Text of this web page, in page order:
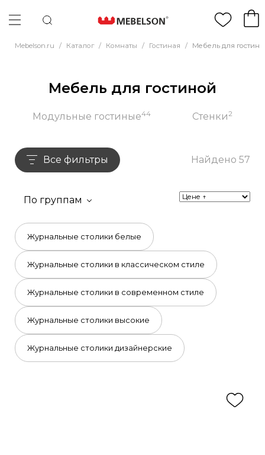
Mebelson.ru / Каталог / Комнаты / Гостиная / Мебель для
Мебель для гостиной
Модульные гостиные44 Стенки2
Все фильтры Найдено 57
По группам
Журнальные столики белые
Журнальные столики в классическом стиле
Журнальные столики в современном стиле
Журнальные столики высокие
Журнальные столики дизайнерские